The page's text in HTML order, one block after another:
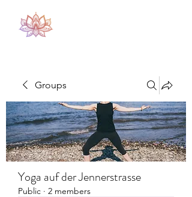
Groups
Yoga auf der Jennerstrasse
Public · 2 members